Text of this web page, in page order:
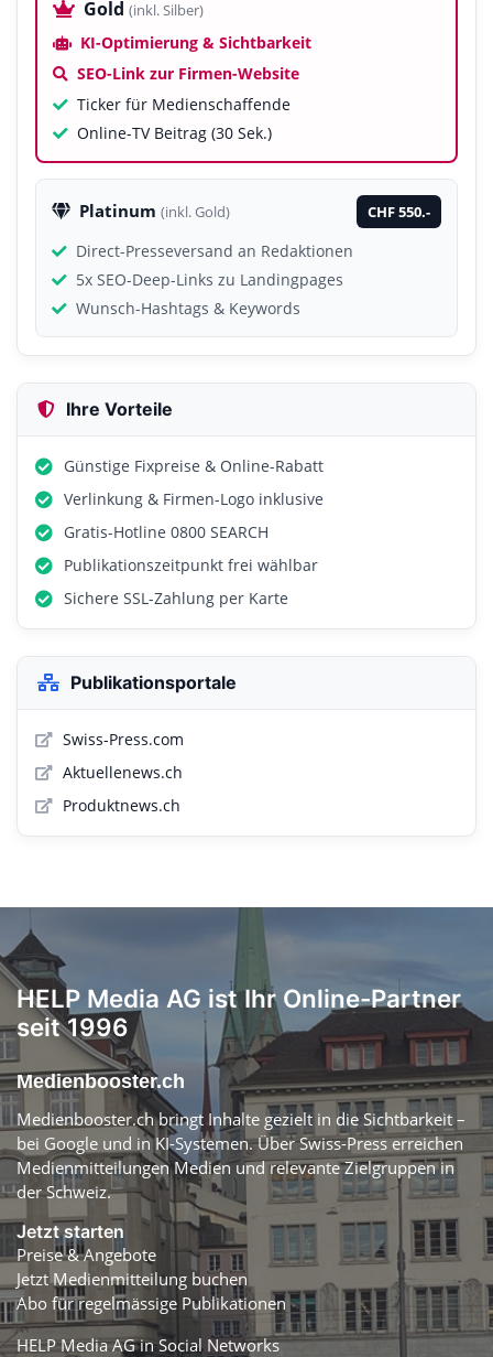
Gold (inkl. Silber)
KI-Optimierung & Sichtbarkeit
SEO-Link zur Firmen-Website
Ticker für Medienschaffende
Online-TV Beitrag (30 Sek.)
Platinum (inkl. Gold) CHF 550.-
Direct-Presseversand an Redaktionen
5x SEO-Deep-Links zu Landingpages
Wunsch-Hashtags & Keywords
Ihre Vorteile
Günstige Fixpreise & Online-Rabatt
Verlinkung & Firmen-Logo inklusive
Gratis-Hotline 0800 SEARCH
Publikationszeitpunkt frei wählbar
Sichere SSL-Zahlung per Karte
Publikationsportale
Swiss-Press.com
Aktuellenews.ch
Produktnews.ch
HELP Media AG ist Ihr Online-Partner
seit 1996
Medienbooster.ch
Medienbooster.ch bringt Inhalte gezielt in die Sichtbarkeit –
bei Google und in KI-Systemen. Über Swiss-Press erreichen
Medienmitteilungen Medien und relevante Zielgruppen in
der Schweiz.
Jetzt starten
Preise & Angebote
Jetzt Medienmitteilung buchen
Abo für regelmässige Publikationen
HELP Media AG in Social Networks